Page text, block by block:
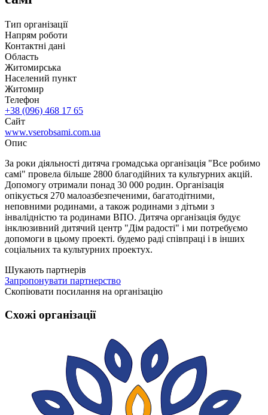
Тип організації
Напрям роботи
Контактні дані
Область
Житомирська
Населений пункт
Житомир
Телефон
+38 (096) 468 17 65
Сайт
www.vserobsami.com.ua
Опис
За роки діяльності дитяча громадська організація "Все робимо
самі" провела більше 2800 благодійних та культурних акцій.
Допомогу отримали понад 30 000 родин. Організація
опікується 270 малоазбезпеченими, багатодітними,
неповними родинами, а також родинами з дітьми з
інвалідністю та родинами ВПО. Дитяча організація будує
інклюзивний дитячий центр "Дім радості" і ми потребуємо
допомоги в цьому проекті. будемо раді співпраці і в інших
соціальних та культурних проектух.
Шукають партнерів
Запропонувати партнерство
Скопіювати посилання на організацію
Схожі організації